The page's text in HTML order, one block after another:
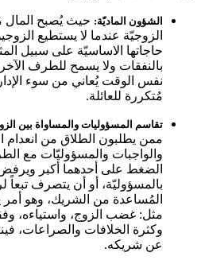
الشؤون الماديّة: حيث يُصبح المال
الزوجيّة عندما لا يستطيع
حاجاتها الاساسيّة على سبيل
بالنفقات ولا يسمح للطرف
نفس الوقت يُعاني من سوء
مُتكررة للعائلة.
تقاسم المسؤوليات والمساواة بين
ممن يطلبون الطلاق من انعدام
والواجبات والمسؤوليّات مع
الضغط على أحدهما أكبر
بالمسؤوليّة، أو أن يتصرف تبعاً
المُساعدة من الشريك، وهو أمر
مثل: غضب الزوج، واستياءه،
وكثرة الخلافات والصراعات،
عن شريكه.